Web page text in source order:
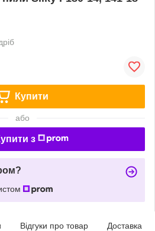
Купити
або
з
Відгуки про товар Доставка